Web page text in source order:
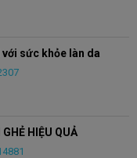
sức khỏe làn da
HIỆU QUẢ